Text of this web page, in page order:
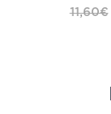
11,60€